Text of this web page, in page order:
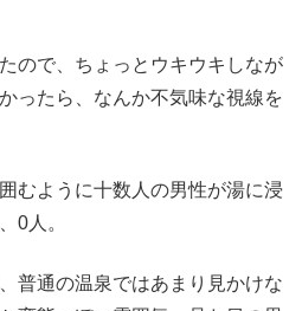
ので、ちょっとウキウキしなが
ったら、なんか不気味な視線を
むように十数人の男性が湯に浸
0人。
普通の温泉ではあまり見かけな